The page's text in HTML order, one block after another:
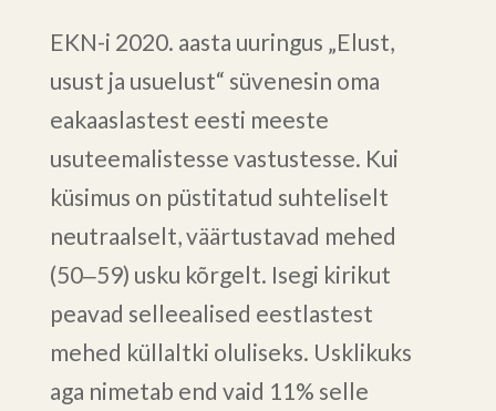
EKN-i 2020. aasta uuringus „Elust,
usust ja usuelust“ süvenesin oma
eakaaslastest eesti meeste
usuteemalistesse vastustesse. Kui
küsimus on püstitatud suhteliselt
neutraalselt, väärtustavad mehed
(50‒59) usku kõrgelt. Isegi kirikut
peavad selleealised eestlastest
mehed küllaltki oluliseks. Usklikuks
aga nimetab end vaid 11% selle